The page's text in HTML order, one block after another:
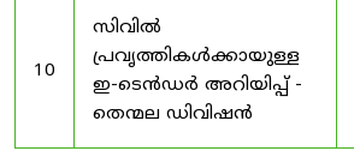
10
സിവിൽ
പ്രവൃത്തികൾക്കായുള്ള
ഇ-ടെൻഡർ അറിയിപ്പ് -
തെന്മല ഡിവിഷൻ